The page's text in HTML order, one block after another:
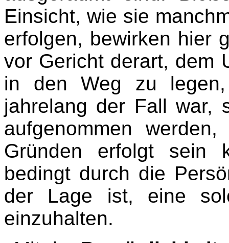
Einsicht, wie sie
erfolgen, bewirken hier
vor Gericht derart, dem
in den Weg zu
jahrelang der Fall war,
aufgenommen
Gründen erfolgt sein
bedingt durch die
der Lage ist, eine
einzuhalten.